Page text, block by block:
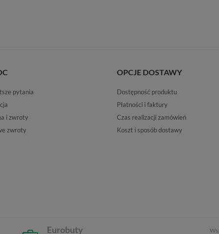
pytania
i zwroty
zwroty
OPCJE DOSTAWY
Dostępność produktu
Płatności i faktury
Czas realizacji zamówień
Koszt i sposób dostawy
Eurobuty